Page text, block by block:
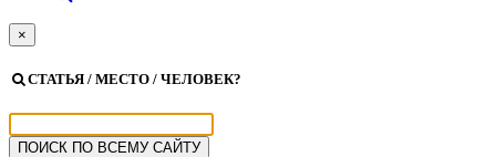
×
СТАТЬЯ / МЕСТО / ЧЕЛОВЕК?